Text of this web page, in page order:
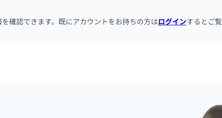
確認できます。既にアカウントをお持ちの方はログインするとご